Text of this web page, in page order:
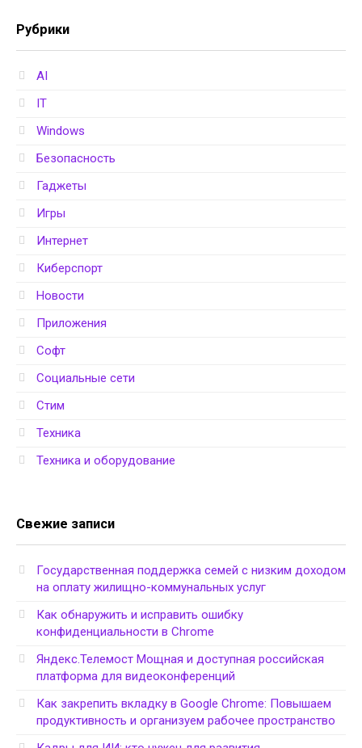
Рубрики
AI
IT
Windows
Безопасность
Гаджеты
Игры
Интернет
Киберспорт
Новости
Приложения
Софт
Социальные сети
Стим
Техника
Техника и оборудование
Свежие записи
Государственная поддержка семей с низким доходом
на оплату жилищно-коммунальных услуг
Как обнаружить и исправить ошибку
конфиденциальности в Chrome
Яндекс.Телемост Мощная и доступная российская
платформа для видеоконференций
Как закрепить вкладку в Google Chrome: Повышаем
продуктивность и организуем рабочее пространство